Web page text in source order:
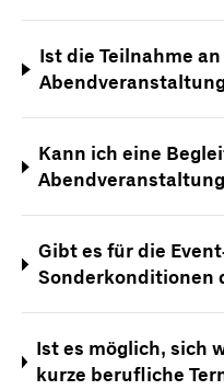
Ist die Teilnahme
Kann ich eine
Gibt es für die
Sonderkonditionen
Ist es möglich, sich
kurze berufliche